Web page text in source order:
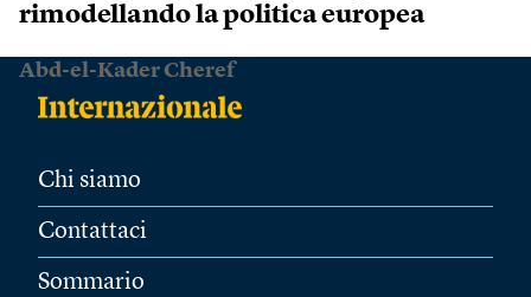
rimodellando la politica europea
Abd-el-Kader Cheref
Chi siamo
Contattaci
Sommario